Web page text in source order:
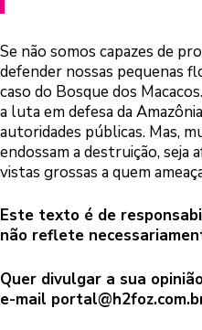
Se não somos capazes de
defender nossas pequenas
caso do Bosque dos Macacos
a luta em defesa da
autoridades públicas. Mas,
endossam a destruição, seja
vistas grossas a quem
Este texto é de
não reflete
Quer divulgar a sua
e-mail